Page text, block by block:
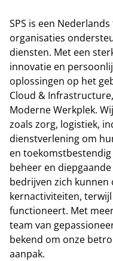
SPS is een
organisaties
diensten. Met een
innovatie en
oplossingen op het
Cloud &
Moderne Werkplek.
zoals zorg, logistiek,
dienstverlening om
en
beheer en
bedrijven zich
kernactiviteiten,
functioneert. Met
team van
bekend om onze
aanpak.